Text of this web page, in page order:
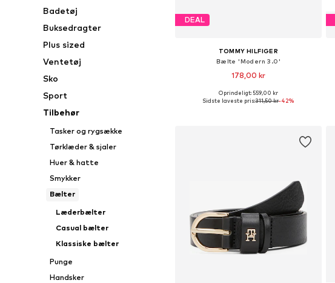
Badetøj
Buksedragter
Plus sized
Ventetøj
Sko
Sport
Tilbehør
Tasker og rygsække
Tørklæder & sjaler
Huer & hatte
Smykker
Bælter
Læderbælter
Casual bælter
Klassiske bælter
Punge
Handsker
DEAL
TOMMY HILFIGER
Bælte 'Modern 3.0'
178,00 kr
Tilgængelige størrelser: 70, 80, 85, 90, 95
Oprindeligt: 559,00 kr
Sidste laveste pris:311,50 kr-42%